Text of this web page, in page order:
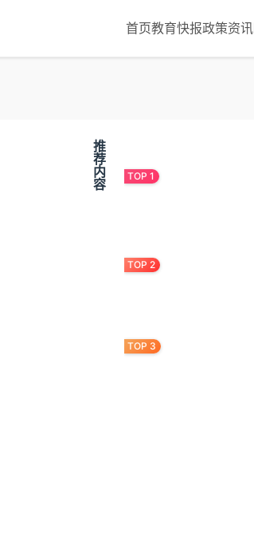
首页教育快报政策资讯
推
荐
内
容